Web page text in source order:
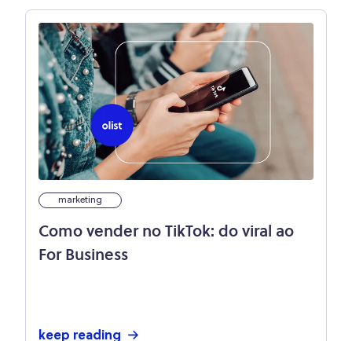
marketing
Como vender no TikTok: do viral ao
For Business
keep reading